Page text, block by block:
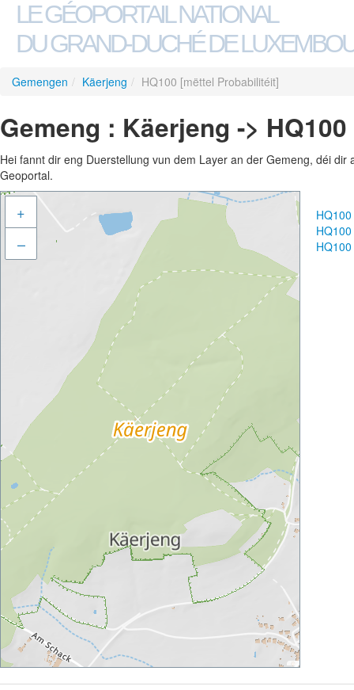
LE GÉOPORTAIL NATIONAL
DU GRAND-DUCHÉ DE
Gemengen / Käerjeng / HQ100 [mëttel Probabilitéit]
Gemeng : Käerjeng ->
Hei fannt dir eng Duerstellung vun dem Layer an der Gemeng, déi
Geoportal.
+
–